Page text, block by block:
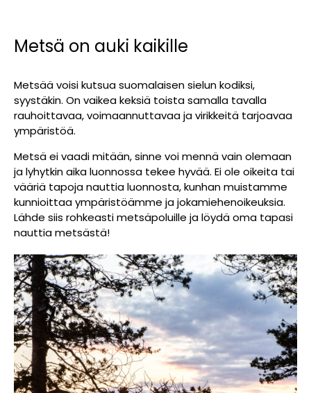
Metsä on auki kaikille
Metsää voisi kutsua suomalaisen sielun kodiksi,
syystäkin. On vaikea keksiä toista samalla tavalla
rauhoittavaa, voimaannuttavaa ja virikkeitä tarjoavaa
ympäristöä.
Metsä ei vaadi mitään, sinne voi mennä vain olemaan
ja lyhytkin aika luonnossa tekee hyvää. Ei ole oikeita tai
vääriä tapoja nauttia luonnosta, kunhan muistamme
kunnioittaa ympäristöämme ja jokamiehenoikeuksia.
Lähde siis rohkeasti metsäpoluille ja löydä oma tapasi
nauttia metsästä!